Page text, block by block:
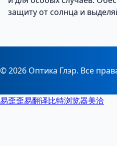
защиту от солнца и
© 2026 Оптика Глэр. Все
易歪歪易翻译比特浏览器美洽